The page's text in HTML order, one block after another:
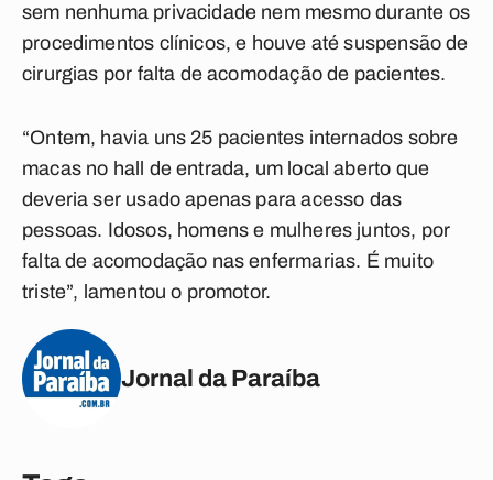
sem nenhuma privacidade nem mesmo durante os
procedimentos clínicos, e houve até suspensão de
cirurgias por falta de acomodação de pacientes.
“Ontem, havia uns 25 pacientes internados sobre
macas no hall de entrada, um local aberto que
deveria ser usado apenas para acesso das
pessoas. Idosos, homens e mulheres juntos, por
falta de acomodação nas enfermarias. É muito
triste”, lamentou o promotor.
Jornal da Paraíba